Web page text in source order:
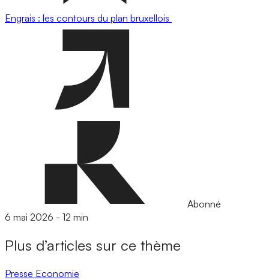
Engrais : les contours du plan bruxellois
Abonné
6 mai 2026 - 12 min
Plus d’articles sur ce thème
Presse Economie